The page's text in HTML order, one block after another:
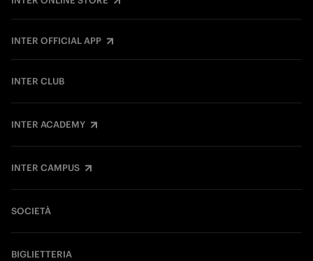
INTER OFFICIAL APP
INTER CLUB
INTER ACADEMY
INTER CAMPUS
SOCIETÀ
BIGLIETTERIA